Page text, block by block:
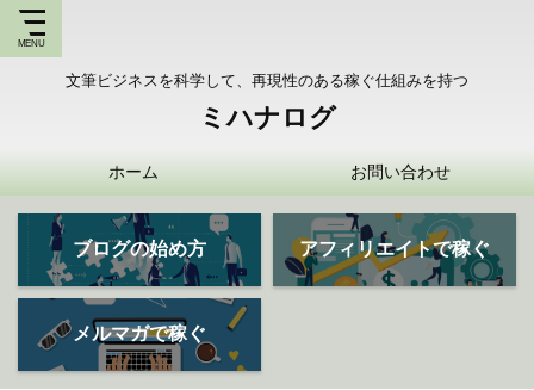
文筆ビジネスを科学して、再現性のある稼ぐ仕組みを持つ
ミハナログ
ホーム お問い合わせ
ブログの始め方 アフィリエイトで稼ぐ
メルマガで稼ぐ